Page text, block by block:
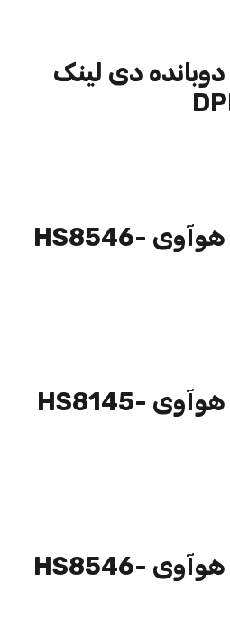
دی لینک
مودم فیبر نوری هوآوی HS8546-
مودم فیبر نوری هوآوی HS8145-
مودم فیبر نوری هوآوی HS8546-